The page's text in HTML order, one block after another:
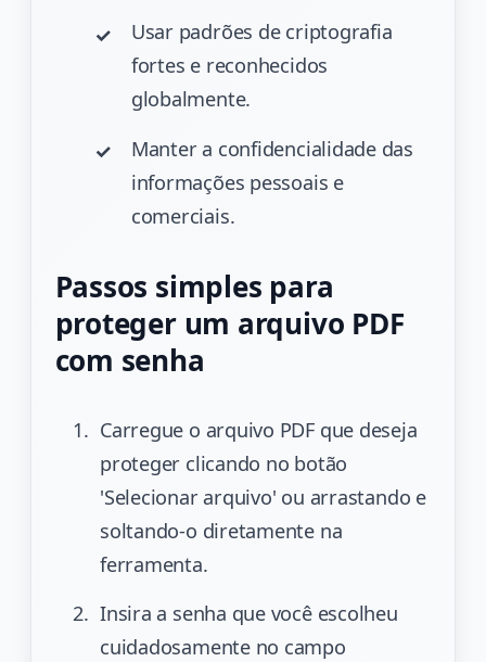
Usar padrões de criptografia
fortes e reconhecidos
globalmente.
Manter a confidencialidade das
informações pessoais e
comerciais.
Passos simples para
proteger um arquivo PDF
com senha
Carregue o arquivo PDF que deseja
proteger clicando no botão
'Selecionar arquivo' ou arrastando e
soltando-o diretamente na
ferramenta.
Insira a senha que você escolheu
cuidadosamente no campo